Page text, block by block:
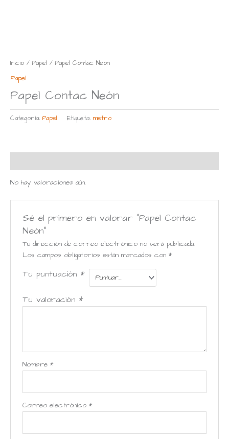
Inicio / Papel / Papel Contac Neón
Papel
Papel Contac Neón
Categoría: Papel Etiqueta: metro
No hay valoraciones aún.
Sé el primero en valorar “Papel Contac
Neón”
Tu dirección de correo electrónico no será publicada.
Los campos obligatorios están marcados con *
Tu puntuación *
Tu valoración *
Nombre *
Correo electrónico *